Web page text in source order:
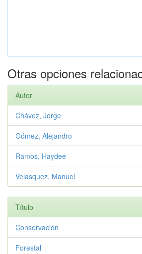
Otras opciones
Autor
Chávez, Jorge
Gómez, Alejandro
Ramos, Haydee
Velasquez, Manuel
Título
Conservación
Forestal